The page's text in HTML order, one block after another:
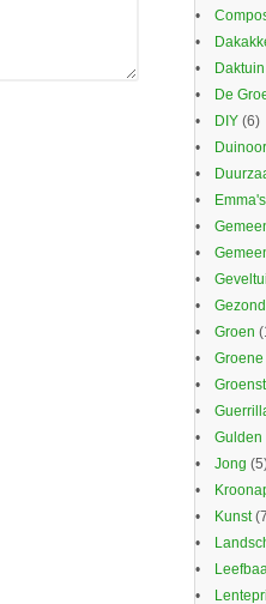
Daktuin
De
DIY(6)
Groen
Gulden
Jong
Kunst